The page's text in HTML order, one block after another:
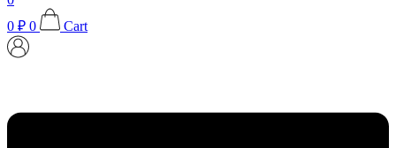
0 ₽ 0 Cart